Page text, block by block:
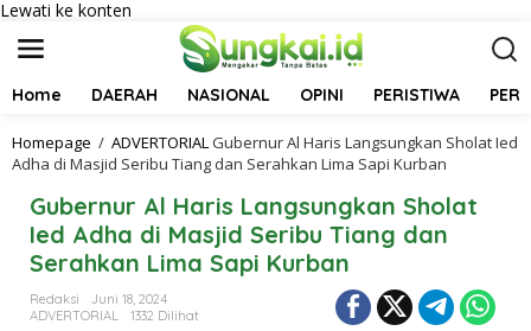
Lewati ke konten
Home DAERAH NASIONAL OPINI PERISTIWA
Homepage / ADVERTORIALGubernur Al Haris Langsungkan Sholat Ied
Adha di Masjid Seribu Tiang dan Serahkan Lima Sapi Kurban
Gubernur Al Haris Langsungkan Sholat
Ied Adha di Masjid Seribu Tiang dan
Serahkan Lima Sapi Kurban
Redaksi
Juni 18, 2024
ADVERTORIAL
1332 Dilihat